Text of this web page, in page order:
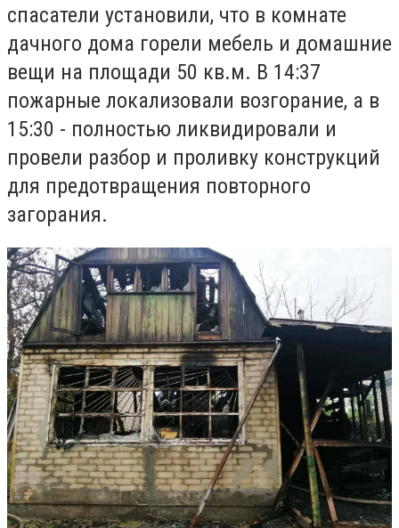
спасатели установили, что в комнате
дачного дома горели мебель и домашние
вещи на площади 50 кв.м. В 14:37
пожарные локализовали возгорание, а в
15:30 - полностью ликвидировали и
провели разбор и проливку конструкций
для предотвращения повторного
загорания.